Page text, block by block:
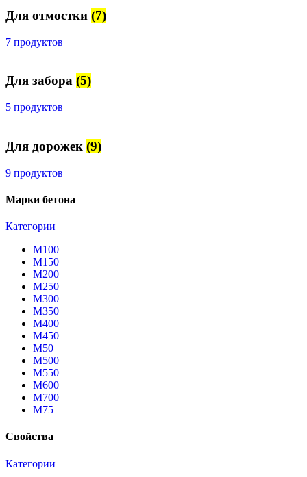
Для отмостки (7)
7 продуктов
Для забора (5)
5 продуктов
Для дорожек (9)
9 продуктов
Марки бетона
Категории
М100
М150
М200
М250
М300
М350
М400
М450
М50
М500
М550
М600
М700
М75
Свойства
Категории